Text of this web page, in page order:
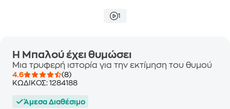
1
Η Μπαλού έχει θυμώσει
Μια τρυφερή ιστορία για την εκτίμηση του θυμού
4.6
(8)
ΚΩΔΙΚΟΣ: 1284188
Άμεσα Διαθέσιμο